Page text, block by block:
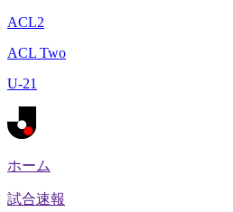
ACL2
ACL Two
U-21
ホーム
試合速報